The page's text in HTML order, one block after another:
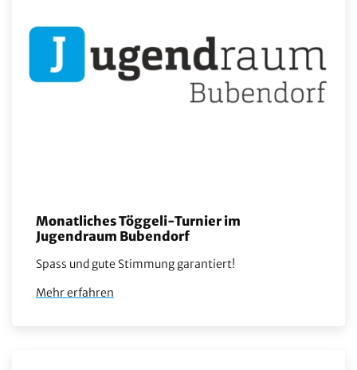
Monatliches Töggeli-Turnier im
Jugendraum Bubendorf
Spass und gute Stimmung garantiert!
Mehr erfahren